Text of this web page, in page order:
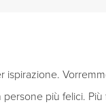
ispirazione.
più felici.